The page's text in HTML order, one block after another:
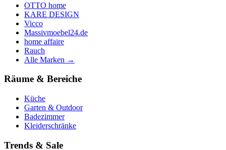
OTTO home
KARE DESIGN
Vicco
Massivmoebel24.de
home affaire
Rauch
Alle Marken →
Räume & Bereiche
Küche
Garten & Outdoor
Badezimmer
Kleiderschränke
Trends & Sale